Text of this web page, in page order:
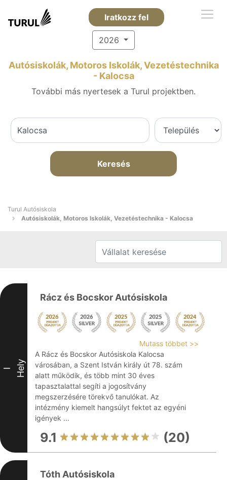
Iratkozz fel
2026
Autósiskolák, Motoros Iskolák, Vezetéstechnika
- Kalocsa
További más nyertesek a Turul projektben.
Keresés
Turul Autósiskola
Autósiskolák, Motoros Iskolák, Vezetéstechnika - Kalocsa
I Hely
Rácz és Bocskor Autósiskola
Mutass többet >>
A Rácz és Bocskor Autósiskola Kalocsa
városában, a Szent István király út 78. szám
alatt működik, és több mint 30 éves
tapasztalattal segíti a jogosítvány
megszerzésére törekvő tanulókat. Az
intézmény kiemelt hangsúlyt fektet az egyéni
igények ...
9.1 (20)
Tóth Autósiskola